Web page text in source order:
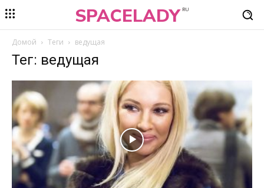
SPACELADY RU
Домой Теги ведущая
Тег: ведущая